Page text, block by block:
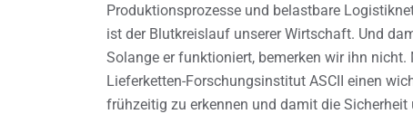
Produktionsprozesse und belastbare
ist der Blutkreislauf unserer Wirtschaft. Und
Solange er funktioniert, bemerken wir ihn
Lieferketten-Forschungsinstitut ASCII einen
frühzeitig zu erkennen und damit die